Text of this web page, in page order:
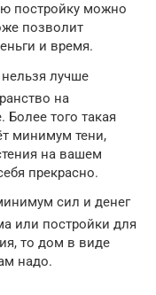
постройку можно
позволит
и время.
нельзя лучше
на
того такая
минимум тени,
на вашем
прекрасно.
сил и денег
или постройки для
то дом в виде
надо.